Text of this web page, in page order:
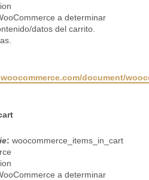
a determinar
datos del carrito.
document/
: woocommerce_items_in_cart
a determinar